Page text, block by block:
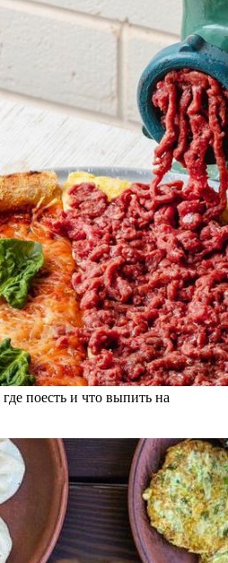
поесть и что выпить на